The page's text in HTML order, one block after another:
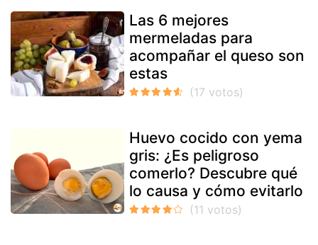
Las 6 mejores
mermeladas para
acompañar el queso son
estas
Huevo cocido con yema
gris: ¿Es peligroso
comerlo? Descubre qué
lo causa y cómo evitarlo